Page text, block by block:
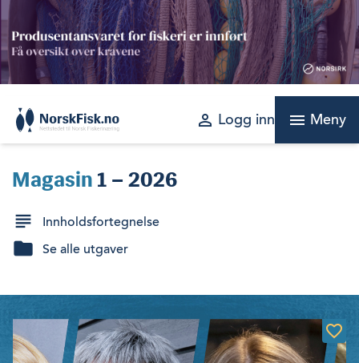
Skip
to
content
perm_identity Logg inn menu Meny
Magasin 1 – 2026
Innholdsfortegnelse
Se alle utgaver